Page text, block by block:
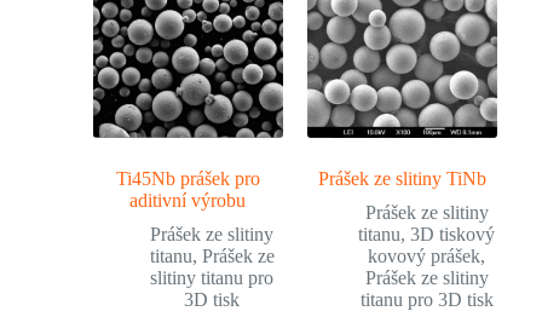
Ti45Nb prášek pro
aditivní výrobu
Prášek ze slitiny
titanu, Prášek ze
slitiny titanu pro
3D tisk
Prášek ze slitiny TiNb
Prášek ze slitiny
titanu,3D tiskový
kovový prášek,
Prášek ze slitiny
titanu pro 3D tisk